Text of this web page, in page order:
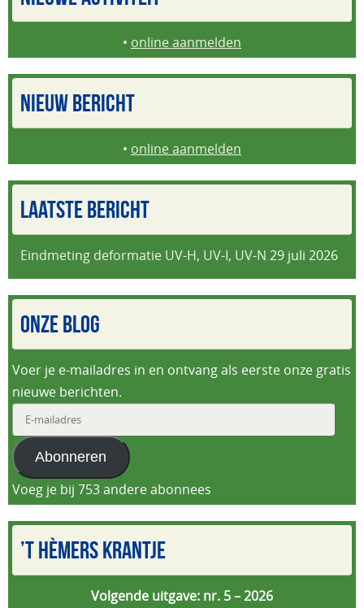
• online aanmelden
NIEUW BERICHT
• online aanmelden
LAATSTE BERICHT
Eindmeting deformatie UV-H, UV-I, UV-N 29 juli 2026
ONZE BLOG
Voer je e-mailadres in en ontvang als eerste onze gratis
nieuwe berichten.
mailadres
Abonneren
Voeg je bij 753 andere abonnees
’T HÈMERS KRANTJE
Volgende uitgave: nr. 5 – 2026